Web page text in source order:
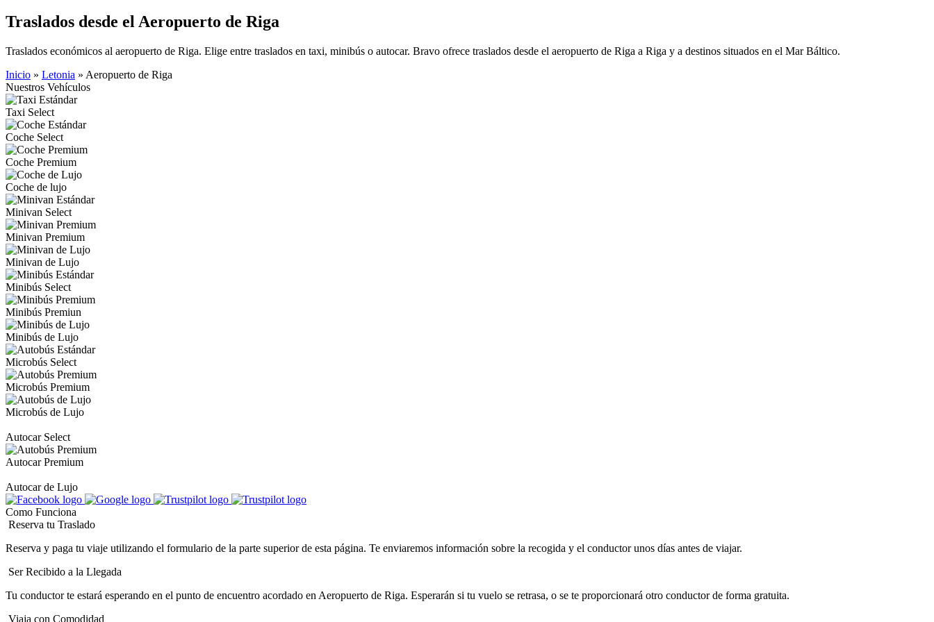
Traslados desde el Aeropuerto de Riga
Traslados económicos al aeropuerto de Riga. Elige entre traslados en taxi, minibús o autocar. Bravo ofrece traslados desde el aeropuerto de Riga a Riga y a destinos situados en el Mar Báltico.
Inicio » Letonia » Aeropuerto de Riga
Nuestros Vehículos
Taxi Select
Coche Select
Coche Premium
Coche de lujo
Minivan Select
Minivan Premium
Minivan de Lujo
Minibús Select
Minibús Premiun
Minibús de Lujo
Microbús Select
Microbús Premium
Microbús de Lujo
Autocar Select
Autocar Premium
Autocar de Lujo
Como Funciona
Reserva tu Traslado
Reserva y paga tu viaje utilizando el formulario de la parte superior de esta página. Te enviaremos información sobre la recogida y el conductor unos días antes de viajar.
Ser Recibido a la Llegada
Tu conductor te estará esperando en el punto de encuentro acordado en Aeropuerto de Riga. Esperarán si tu vuelo se retrasa, o se te proporcionará otro conductor de forma gratuita.
Viaja con Comodidad